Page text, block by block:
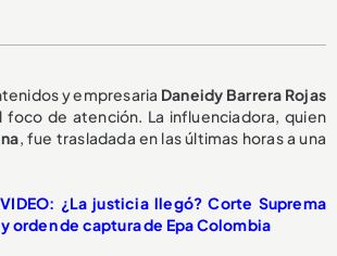
y empresaria Daneidy Barrera Rojas
foco de atención. La influenciadora, quien
, fue trasladada en las últimas horas a una
VIDEO: ¿La justicia llegó? Corte Suprema
orden de captura de Epa Colombia